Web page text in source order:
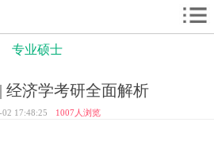
专业硕士
经济学考研全面解析
17:48:25 1007 人浏览